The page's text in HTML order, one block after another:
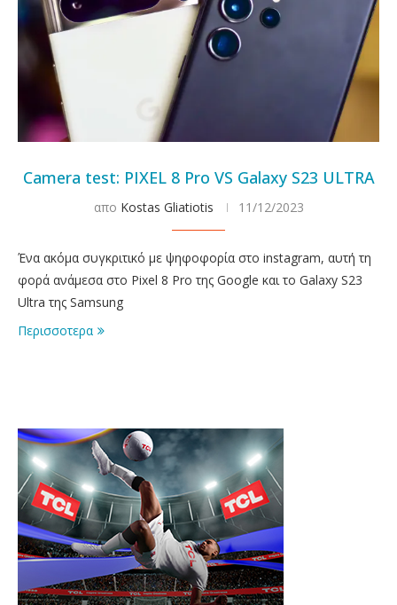
Camera test: PIXEL 8 Pro VS Galaxy S23 ULTRA
απο Kostas Gliatiotis 11/12/2023
Ένα ακόμα συγκριτικό με ψηφοφορία στο instagram, αυτή τη
φορά ανάμεσα στο Pixel 8 Pro της Google και το Galaxy S23
Ultra της Samsung
Περισσοτερα